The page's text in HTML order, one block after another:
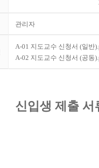
관리자
A-01 지도교수 신청서 (일반
A-02 지도교수 신청서 (공동
신입생 제출 서